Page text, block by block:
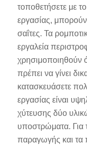
τοποθετήσετε με
εργασίας,
σαΐτες. Τα
εργαλεία
χρησιμοποιηθούν
πρέπει να γίνει
κατασκευάσετε
εργασίας είναι
χύτευσης δύο
υποστρώματα. Για
παραγωγής και τα